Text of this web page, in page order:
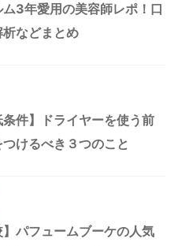
3年愛用の美容師レポ！口
などまとめ
条件】ドライヤーを使う前
けるべき３つのこと
】パフュームブーケの人気